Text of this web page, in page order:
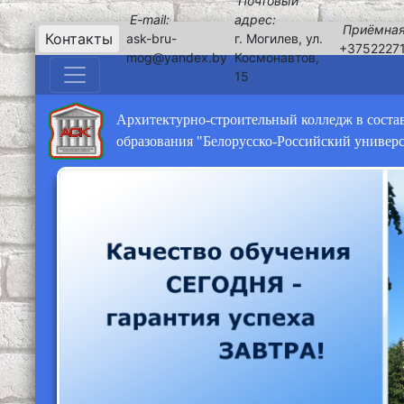
Контакты
E-mail:
ask-bru-
mog@yandex.by
адрес:
г. Могилев, ул.
Космонавтов,
15
Архитектурно-строительный колледж в
образования "Белорусско-Российский